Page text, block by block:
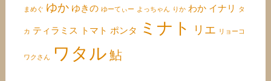
まめぐ ゆか ゆきの ゆーてぃー よっちゃん りか わか イナリ タ
カ ティラミス トマト ポンタ ミナト リエ リョーコ
ワクさん ワタル鮎